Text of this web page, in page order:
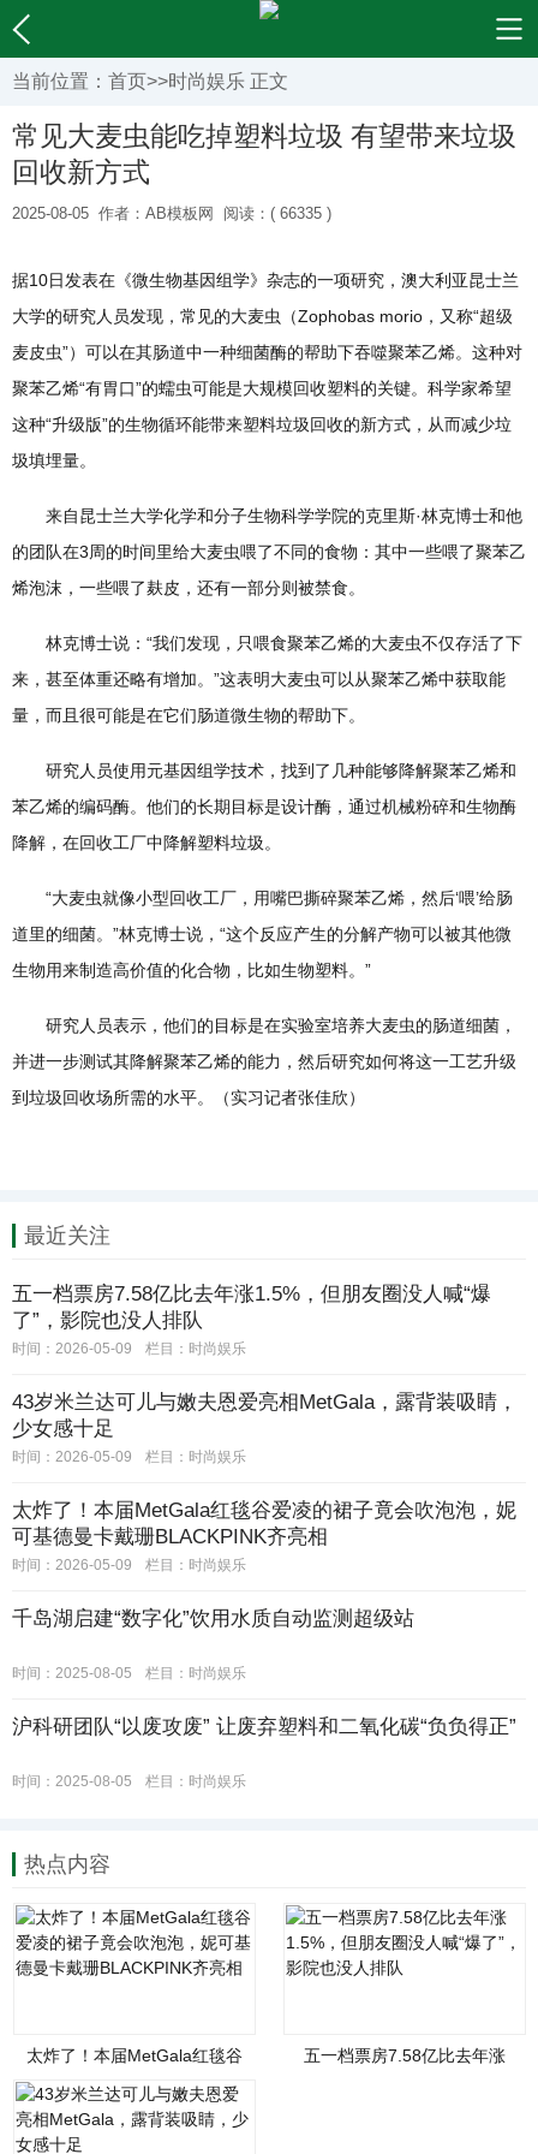
当前位置： 首页>>时尚娱乐 正文
常见大麦虫能吃掉塑料垃圾 有望带来垃圾
回收新方式
2025-08-05 作者：AB模板网 阅读：( 66335 )
据10日发表在《微生物基因组学》杂志的一项研究，澳大利亚昆士兰
大学的研究人员发现，常见的大麦虫（Zophobas morio，又称“超级
麦皮虫”）可以在其肠道中一种细菌酶的帮助下吞噬聚苯乙烯。这种对
聚苯乙烯“有胃口”的蠕虫可能是大规模回收塑料的关键。科学家希望
这种“升级版”的生物循环能带来塑料垃圾回收的新方式，从而减少垃
圾填埋量。
来自昆士兰大学化学和分子生物科学学院的克里斯·林克博士和他
的团队在3周的时间里给大麦虫喂了不同的食物：其中一些喂了聚苯乙
烯泡沫，一些喂了麸皮，还有一部分则被禁食。
林克博士说：“我们发现，只喂食聚苯乙烯的大麦虫不仅存活了下
来，甚至体重还略有增加。”这表明大麦虫可以从聚苯乙烯中获取能
量，而且很可能是在它们肠道微生物的帮助下。
研究人员使用元基因组学技术，找到了几种能够降解聚苯乙烯和
苯乙烯的编码酶。他们的长期目标是设计酶，通过机械粉碎和生物酶
降解，在回收工厂中降解塑料垃圾。
“大麦虫就像小型回收工厂，用嘴巴撕碎聚苯乙烯，然后‘喂’给肠
道里的细菌。”林克博士说，“这个反应产生的分解产物可以被其他微
生物用来制造高价值的化合物，比如生物塑料。”
研究人员表示，他们的目标是在实验室培养大麦虫的肠道细菌，
并进一步测试其降解聚苯乙烯的能力，然后研究如何将这一工艺升级
到垃圾回收场所需的水平。（实习记者张佳欣）
最近关注
五一档票房7.58亿比去年涨1.5%，但朋友圈没人喊“爆
了”，影院也没人排队
时间：2026-05-09 栏目： 时尚娱乐
43岁米兰达可儿与嫩夫恩爱亮相MetGala，露背装吸睛，
少女感十足
时间：2026-05-09 栏目： 时尚娱乐
太炸了！本届MetGala红毯谷爱凌的裙子竟会吹泡泡，妮
可基德曼卡戴珊BLACKPINK齐亮相
时间：2026-05-09 栏目： 时尚娱乐
千岛湖启建“数字化”饮用水质自动监测超级站
时间：2025-08-05 栏目： 时尚娱乐
沪科研团队“以废攻废” 让废弃塑料和二氧化碳“负负得正”
时间：2025-08-05 栏目： 时尚娱乐
热点内容
太炸了！本届MetGala红毯谷
基德曼卡戴珊BLACKPINK齐亮
相
五一档票房7.58亿比去年涨